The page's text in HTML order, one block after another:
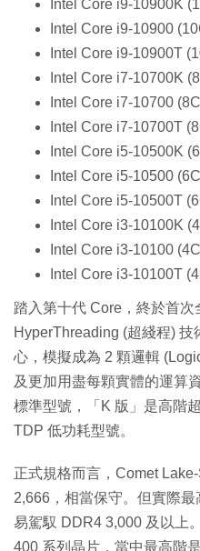
Intel Core i9-10900K
Intel Core i9-10900
Intel Core i9-10900T
Intel Core i7-10700K
Intel Core i7-10700
Intel Core i7-10700T
Intel Core i5-10500K
Intel Core i5-10500
Intel Core i5-10500T
Intel Core i3-10100K
Intel Core i3-10100
Intel Core i3-10100T
踏入第十代 Core，終於首次
HyperThreading (超綫程)
心，模擬成為 2 顆邏輯
及更加用盡每顆實體的運算
標準型號，「K 版」是高階
TDP 低功耗型號。
正式規格而言，Comet
2,666，相當保守。但實際
易駕馭 DDR4 3,000 及以上
400 系列晶片，當中最高階